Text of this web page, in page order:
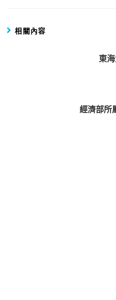
相關內容
東
經濟部所